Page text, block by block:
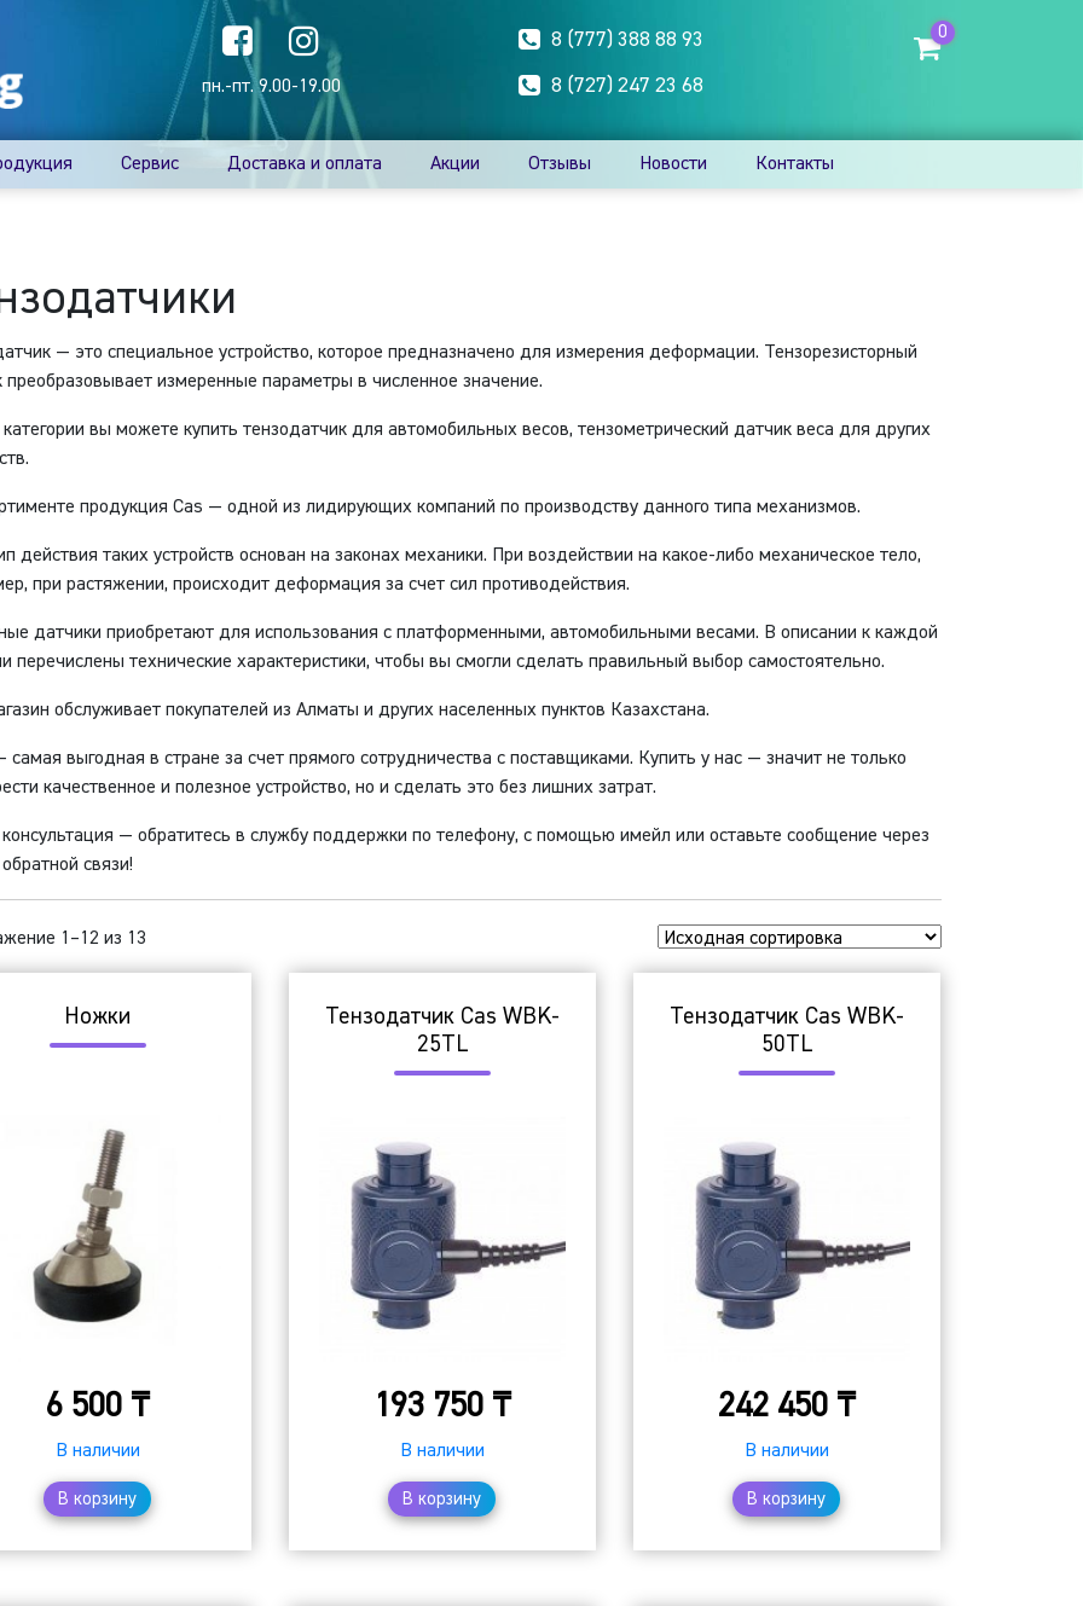
пн.-пт. 9.00-19.00
8 (777) 388 88 93
8 (727) 247 23 68
0
Сервис Доставка и оплата Акции Отзывы Новости Контакты
— это специальное устройство, которое предназначено для измерения деформации. Тензорезисторный
преобразовывает измеренные параметры в численное значение.
вы можете купить тензодатчик для автомобильных весов, тензометрический датчик веса для других
продукция Cas — одной из лидирующих компаний по производству данного типа механизмов.
действия таких устройств основан на законах механики. При воздействии на какое-либо механическое тело,
при растяжении, происходит деформация за счет сил противодействия.
датчики приобретают для использования с платформенными, автомобильными весами. В описании к каждой
перечислены технические характеристики, чтобы вы смогли сделать правильный выбор самостоятельно.
обслуживает покупателей из Алматы и других населенных пунктов Казахстана.
выгодная в стране за счет прямого сотрудничества с поставщиками. Купить у нас — значит не только
качественное и полезное устройство, но и сделать это без лишних затрат.
— обратитесь в службу поддержки по телефону, с помощью имейл или оставьте сообщение через
связи!
1–12 из 13
Ножки
6 500 ₸
В наличии
В корзину
Тензодатчик Cas WBK-
25TL
193 750 ₸
В наличии
В корзину
Тензодатчик Cas WBK-
50TL
242 450 ₸
В наличии
В корзину